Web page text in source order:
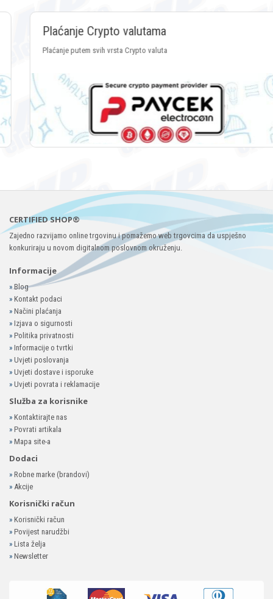
Plaćanje Crypto valutama
Plaćanje putem svih vrsta Crypto valuta
CERTIFIED SHOP®
Zajedno razvijamo online trgovinu i pomažemo web trgovcima da uspješno
konkuriraju u novom digitalnom poslovnom okruženju.
Informacije
»Blog
» Kontakt podaci
» Načini plaćanja
» Izjava o sigurnosti
» Politika privatnosti
» Informacije o tvrtki
» Uvjeti poslovanja
» Uvjeti dostave i isporuke
» Uvjeti povrata i reklamacije
Služba za korisnike
» Kontaktirajte nas
» Povrati artikala
» Mapa site-a
Dodaci
» Robne marke (brandovi)
» Akcije
Korisnički račun
» Korisnički račun
» Povijest narudžbi
» Lista želja
» Newsletter